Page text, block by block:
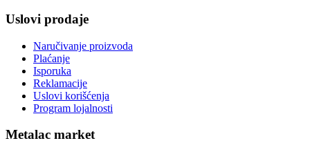
Uslovi prodaje
Naručivanje proizvoda
Plaćanje
Isporuka
Reklamacije
Uslovi korišćenja
Program lojalnosti
Metalac market